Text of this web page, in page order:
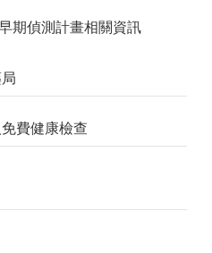
期偵測計畫相關資訊
費健康檢查